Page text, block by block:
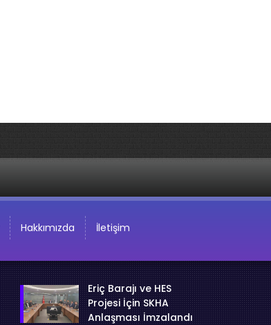
Hakkımızda İletişim
Eriç Barajı ve HES
Projesi İçin SKHA
Anlaşması İmzalandı